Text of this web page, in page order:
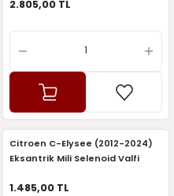
2.805,00 TL
Citroen C-Elysee (2012-2024)
Eksantrik Mili Selenoid Valfi
1.485,00 TL